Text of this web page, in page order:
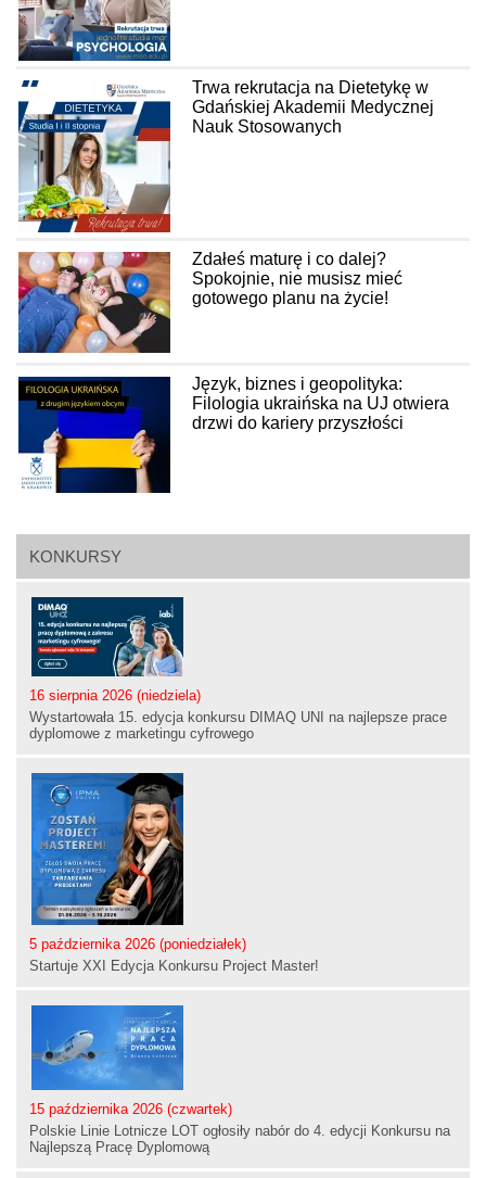
KONKURSY
16 sierpnia 2026 (niedziela)
Wystartowała 15. edycja konkursu DIMAQ UNI na najlepsze prace
dyplomowe z marketingu cyfrowego
5 października 2026 (poniedziałek)
Startuje XXI Edycja Konkursu Project Master!
15 października 2026 (czwartek)
Polskie Linie Lotnicze LOT ogłosiły nabór do 4. edycji Konkursu na
Najlepszą Pracę Dyplomową
Trwa rekrutacja na Dietetykę w
Gdańskiej Akademii Medycznej
Nauk Stosowanych
Zdałeś maturę i co dalej?
Spokojnie, nie musisz mieć
gotowego planu na życie!
Język, biznes i geopolityka:
Filologia ukraińska na UJ otwiera
drzwi do kariery przyszłości